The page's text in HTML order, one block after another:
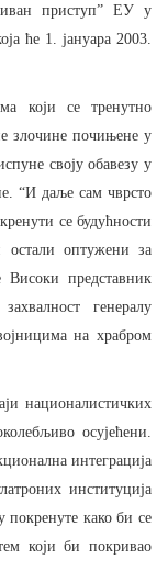
приступ” ЕУ у
ће 1. јануара 2003.
који се тренутно
злочине почињене у
своју обавезу у
“И даље сам чврсто
се будућности
оптужени за
Високи представник
генералу
на храбром
националистичких
осујећени.
интеграција
институција
покренуте како би се
који би покривао